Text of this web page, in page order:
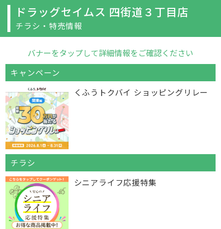
ドラッグセイムス 四街道３丁目店
チラシ・特売情報
バナーをタップして詳細情報をご確認ください
キャンペーン
くふうトクバイ ショッピングリレー
チラシ
シニアライフ応援特集